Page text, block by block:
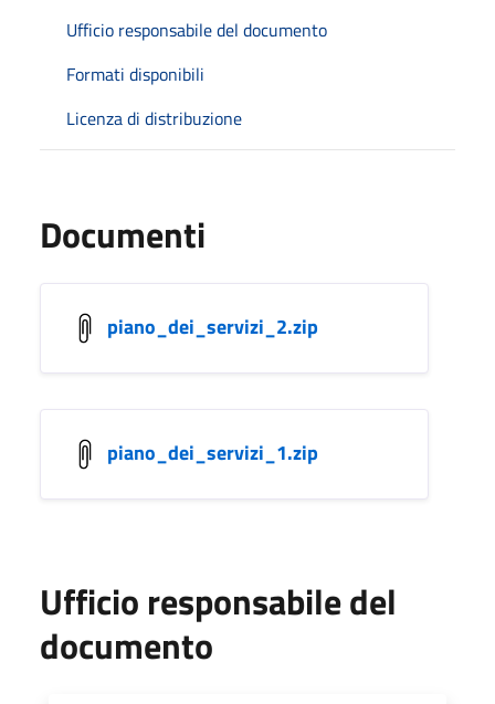
Ufficio responsabile del documento
Formati disponibili
Licenza di distribuzione
Documenti
piano_dei_servizi_2.zip
piano_dei_servizi_1.zip
Ufficio responsabile del
documento